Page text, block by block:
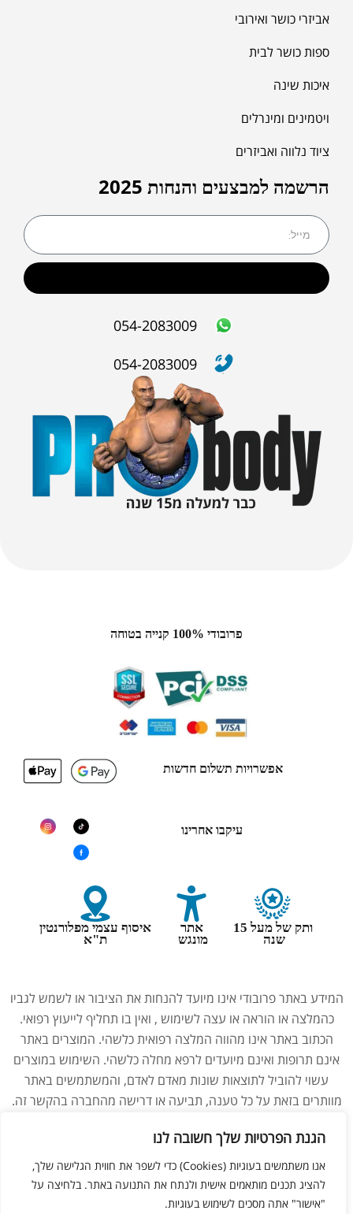
הגנת הפרטיות שלך חשובה לנו
אנו משתמשים בעוגיות (Cookies) כדי לשפר את חווית הגלישה שלך,
להציג תכנים מותאמים אישית ולנתח את התנועה באתר. בלחיצה על
"אישור" אתה מסכים לשימוש בעוגיות.
אביזרי כושר ואירובי
ספות כושר לבית
איכות שינה
ויטמינים ומינרלים
ציוד נלווה ואביזרים
הרשמה למבצעים והנחות 2025
054-2083009
054-2083009
פרובודי 100% קנייה בטוחה
אפשרויות תשלום חדשות
עיקבו אחרינו
ותק של מעל 15
שנה
אתר
מונגש
איסוף עצמי מפלורנטין
ת"א
המידע באתר פרובודי אינו מיועד להנחות את הציבור או לשמש לגביו
כהמלצה או הוראה או עצה לשימוש , ואין בו תחליף לייעוץ רפואי.
הכתוב באתר אינו מהווה המלצה רפואית כלשהי. המוצרים באתר
אינם תרופות ואינם מיועדים לרפא מחלה כלשהי. השימוש במוצרים
עשוי להוביל לתוצאות שונות מאדם לאדם, והמשתמשים באתר
מוותרים בזאת על כל טענה, תביעה או דרישה מהחברה בהקשר זה.
ברופא לפני השימוש במוצרים. התמונות באתר הן להמחשה בלבד.